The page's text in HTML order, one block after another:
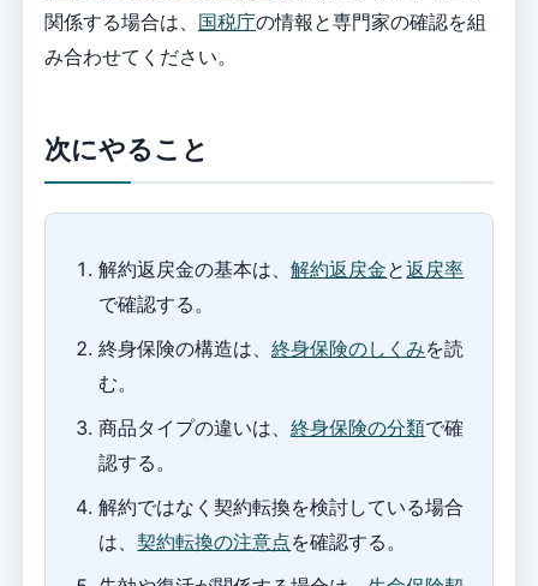
関係する場合は、 国税庁の情報と専門家の確認を組
み合わせてください。
次にやること
解約返戻金の基本は、解約返戻金と返戻率
で確認する。
終身保険の構造は、終身保険のしくみを読
む。
商品タイプの違いは、終身保険の分類で確
認する。
解約ではなく契約転換を検討している場合
は、契約転換の注意点を確認する。